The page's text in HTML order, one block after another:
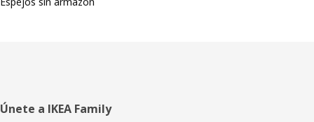
Pie
Únete a IKEA Family